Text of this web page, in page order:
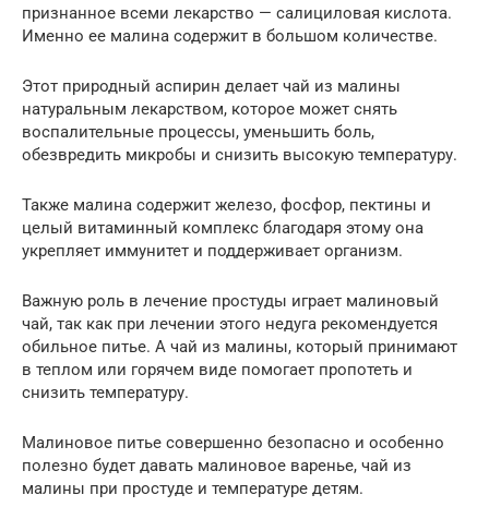
признанное всеми лекарство — салициловая кислота.
Именно ее малина содержит в большом количестве.
Этот природный аспирин делает чай из малины
натуральным лекарством, которое может снять
воспалительные процессы, уменьшить боль,
обезвредить микробы и снизить высокую температуру.
Также малина содержит железо, фосфор, пектины и
целый витаминный комплекс благодаря этому она
укрепляет иммунитет и поддерживает организм.
Важную роль в лечение простуды играет малиновый
чай, так как при лечении этого недуга рекомендуется
обильное питье. А чай из малины, который принимают
в теплом или горячем виде помогает пропотеть и
снизить температуру.
Малиновое питье совершенно безопасно и особенно
полезно будет давать малиновое варенье, чай из
малины при простуде и температуре детям.